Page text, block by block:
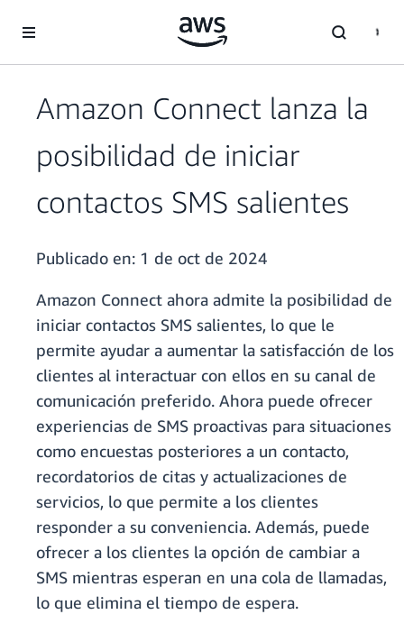
Amazon Connect lanza la
posibilidad de iniciar
contactos SMS salientes
Publicado en: 1 de oct de 2024
Amazon Connect ahora admite la posibilidad de
iniciar contactos SMS salientes, lo que le
permite ayudar a aumentar la satisfacción de los
clientes al interactuar con ellos en su canal de
comunicación preferido. Ahora puede ofrecer
experiencias de SMS proactivas para situaciones
como encuestas posteriores a un contacto,
recordatorios de citas y actualizaciones de
servicios, lo que permite a los clientes
responder a su conveniencia. Además, puede
ofrecer a los clientes la opción de cambiar a
SMS mientras esperan en una cola de llamadas,
lo que elimina el tiempo de espera.